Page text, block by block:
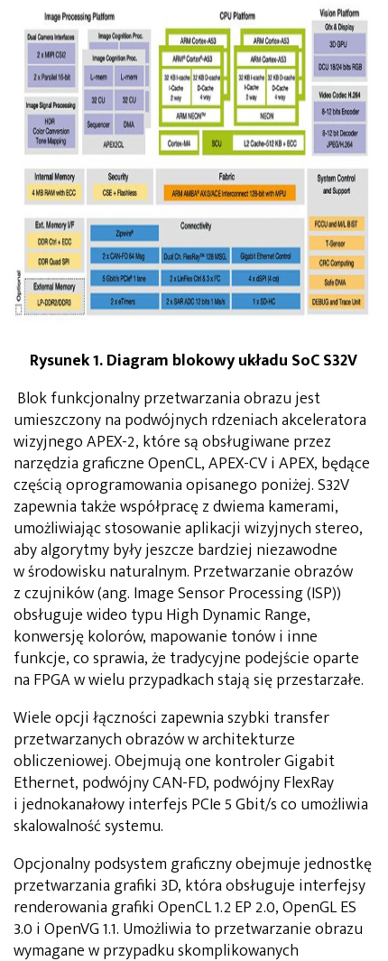
Rysunek 1. Diagram blokowy układu SoC S32V
Blok funkcjonalny przetwarzania obrazu jest
umieszczony na podwójnych rdzeniach akceleratora
wizyjnego APEX-2, które są obsługiwane przez
narzędzia graficzne OpenCL, APEX-CV i APEX, będące
częścią oprogramowania opisanego poniżej. S32V
zapewnia także współpracę z dwiema kamerami,
umożliwiając stosowanie aplikacji wizyjnych stereo,
aby algorytmy były jeszcze bardziej niezawodne
w środowisku naturalnym. Przetwarzanie obrazów
z czujników (ang. Image Sensor Processing (ISP))
obsługuje wideo typu High Dynamic Range,
konwersję kolorów, mapowanie tonów i inne
funkcje, co sprawia, że tradycyjne podejście oparte
na FPGA w wielu przypadkach stają się przestarzałe.
Wiele opcji łączności zapewnia szybki transfer
przetwarzanych obrazów w architekturze
obliczeniowej. Obejmują one kontroler Gigabit
Ethernet, podwójny CAN-FD, podwójny FlexRay
i jednokanałowy interfejs PCIe 5 Gbit/s co umożliwia
skalowalność systemu.
Opcjonalny podsystem graficzny obejmuje jednostkę
przetwarzania grafiki 3D, która obsługuje interfejsy
renderowania grafiki OpenCL 1.2 EP 2.0, OpenGL ES
3.0 i OpenVG 1.1. Umożliwia to przetwarzanie obrazu
wymagane w przypadku skomplikowanych